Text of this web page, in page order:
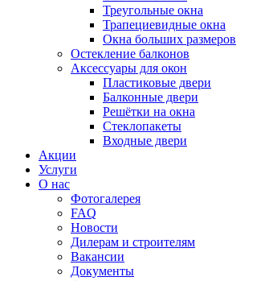
Треугольные окна
Трапециевидные окна
Окна больших размеров
Остекление балконов
Аксессуары для окон
Пластиковые двери
Балконные двери
Решётки на окна
Стеклопакеты
Входные двери
Акции
Услуги
О нас
Фотогалерея
FAQ
Новости
Дилерам и строителям
Вакансии
Документы